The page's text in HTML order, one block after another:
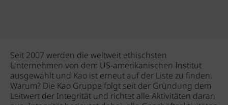
Seit 2007 werden die weltweit ethischsten
Unternehmen von dem US-amerikanischen Institut
ausgewählt und Kao ist erneut auf der Liste zu finden.
Warum? Die Kao Gruppe folgt seit der Gründung dem
Leitwert der Integrität und richtet alle Aktivitäten daran